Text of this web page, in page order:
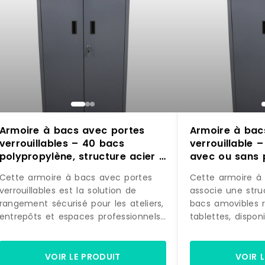
à bacs avec portes
– 40 bacs
structure acier –
armoire à bacs avec portes
est la solution de
sécurisé pour les ateliers,
et espaces professionnels
Conçue en acier robuste
deux portes battantes
VOIR LE PRODUIT
Armoire à
verrouillable
avec ou sans
Cette armoire à
associe une
bacs amovibles
tablettes,
selon vos
ou 32 bacs de
VOIR